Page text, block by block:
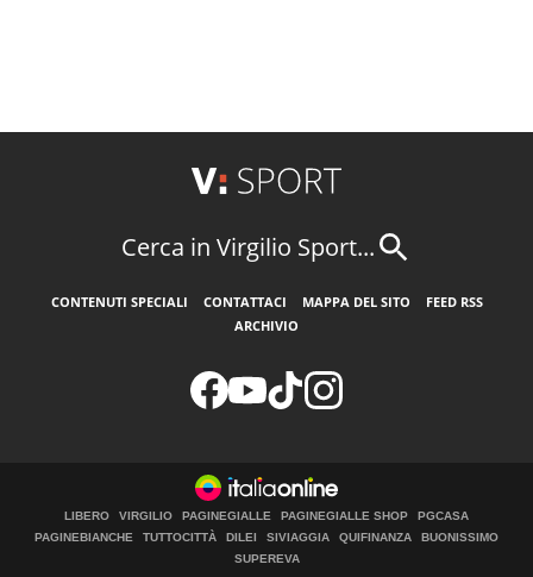
Cerca in Virgilio Sport...
CONTENUTI SPECIALI CONTATTACI MAPPA DEL SITO
FEED RSS
ARCHIVIO
LIBERO VIRGILIO PAGINEGIALLE PAGINEGIALLE SHOP
PGCASA
PAGINEBIANCHE
TUTTOCITTÀ DILEI SIVIAGGIA QUIFINANZA
BUONISSIMO
SUPEREVA